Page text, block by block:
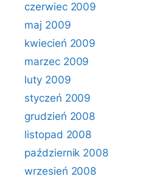
czerwiec 2009
maj 2009
kwiecień 2009
marzec 2009
luty 2009
styczeń 2009
grudzień 2008
listopad 2008
październik 2008
wrzesień 2008